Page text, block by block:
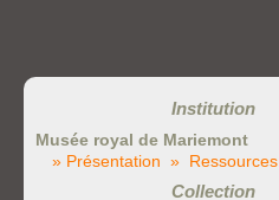
Institution
Musée royal de Mariemont
» Présentation » Ressources
Collection